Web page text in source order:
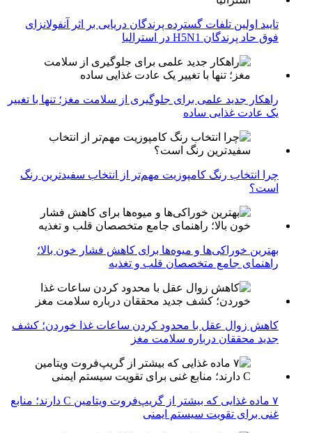
تایید اولین تلفات گسترده پرندگان دریایی بر اثر آنفولانزای
فوق حاد پرندگان H5N1 در استرالیا
راهکار جدید علمی برای جلوگیری از سلامت مغز؛ تنها با تغییر
یک عادت غذایی ساده
چرا انتخاب رنگ کامپوزیت مهم‌تر از انتخاب سفیدترین رنگ
است؟
بهترین خوراکی‌ها و میوه‌ها برای کاهش فشار خون بالا؛
راهنمای جامع متخصصان قلب و تغذیه
کاهش زوال عقل با محدود کردن ساعات غذا خوردن؛ کشف
جدید محققان درباره سلامت مغز
۷ ماده غذایی که بیشتر از گریپ‌فروت ویتامین C دارند؛ منابع
غنی برای تقویت سیستم ایمنی